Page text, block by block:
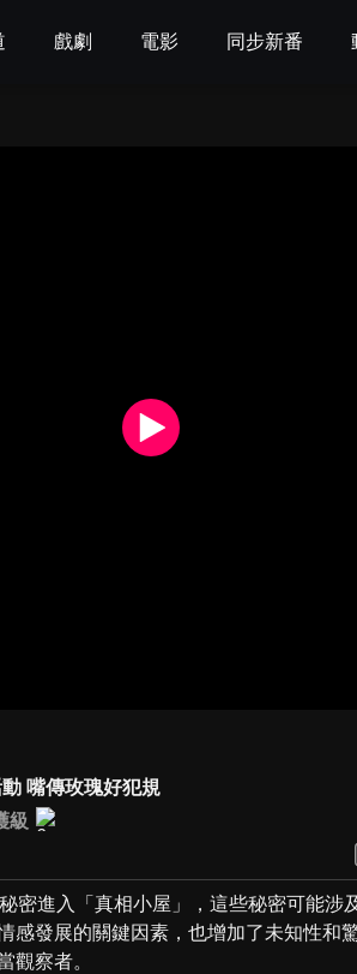
戲劇 電影 同步新番
嘴傳玫瑰好犯規
級
密進入「真相小屋」，這些秘密可能涉
感發展的關鍵因素，也增加了未知性和
觀察者。